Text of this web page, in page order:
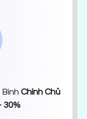
Chính Chủ
30%